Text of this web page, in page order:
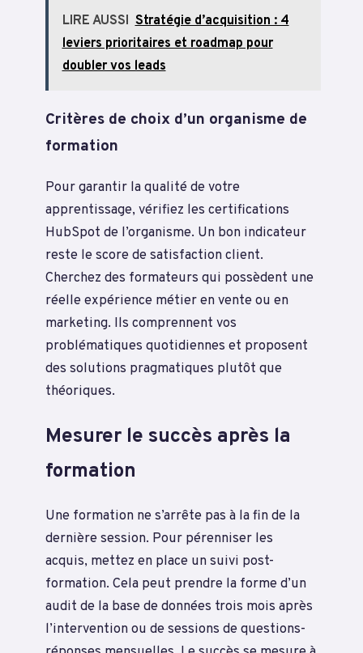
LIRE AUSSI Stratégie d’acquisition : 4
leviers prioritaires et roadmap pour
doubler vos leads
Critères de choix d’un organisme de
formation
Pour garantir la qualité de votre
apprentissage, vérifiez les certifications
HubSpot de l’organisme. Un bon indicateur
reste le score de satisfaction client.
Cherchez des formateurs qui possèdent une
réelle expérience métier en vente ou en
marketing. Ils comprennent vos
problématiques quotidiennes et proposent
des solutions pragmatiques plutôt que
théoriques.
Mesurer le succès après la
formation
Une formation ne s’arrête pas à la fin de la
dernière session. Pour pérenniser les
acquis, mettez en place un suivi post-
formation. Cela peut prendre la forme d’un
audit de la base de données trois mois après
l’intervention ou de sessions de questions-